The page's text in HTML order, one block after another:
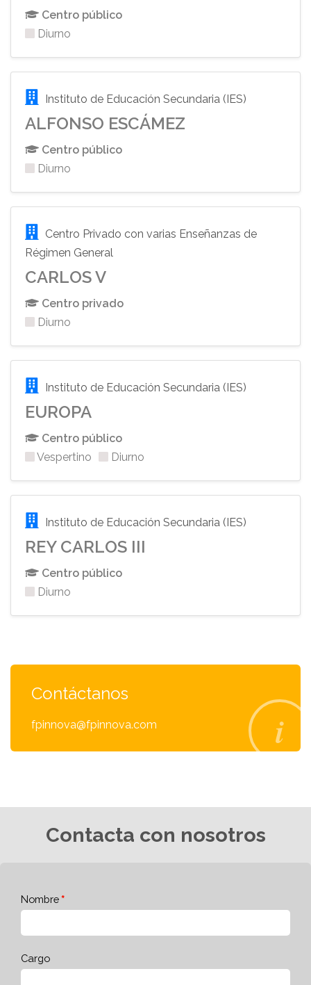
Centro público
Diurno
Instituto de Educación Secundaria (IES)
ALFONSO ESCÁMEZ
Centro público
Diurno
Centro Privado con varias Enseñanzas de
Régimen General
CARLOS V
Centro privado
Diurno
Instituto de Educación Secundaria (IES)
EUROPA
Centro público
Vespertino
Diurno
Instituto de Educación Secundaria (IES)
REY CARLOS III
Centro público
Diurno
Contáctanos
fpinnova@fpinnova.com
Contacta con nosotros
Nombre
Cargo